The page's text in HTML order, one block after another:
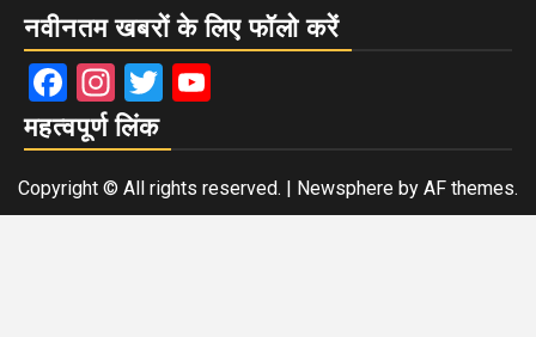
नवीनतम खबरों के लिए फॉलो करें
Facebook
Instagram
Twitter
महत्वपूर्ण लिंक
Copyright © All rights reserved. | Newsphere by AF themes.